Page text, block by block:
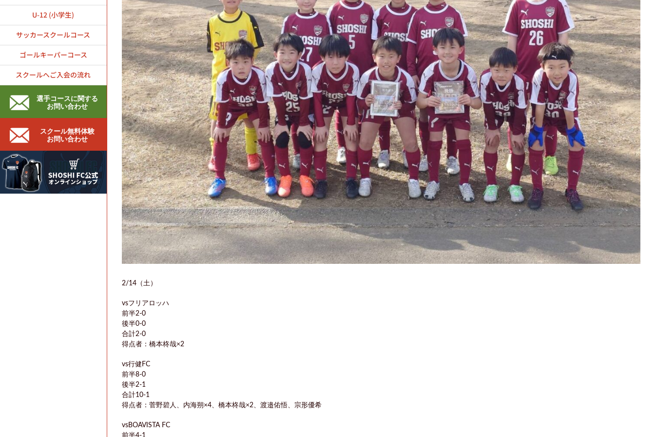
U-12 (小学生)
サッカースクールコース
ゴールキーパーコース
スクールへご入会の流れ
選手コースに関する
お問い合わせ
スクール無料体験
お問い合わせ
2/14（土）
vsフリアロッハ
前半2-0
後半0-0
合計2-0
得点者：橋本柊哉×2
vs行健FC
前半8-0
後半2-1
合計10-1
得点者：菅野碧人、内海朔×4、橋本柊哉×2、渡邉佑悟、宗形優希
vsBOAVISTA FC
前半4-1